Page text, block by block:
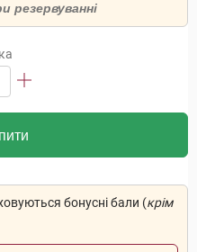
резервуванні
бонусні бали (крім